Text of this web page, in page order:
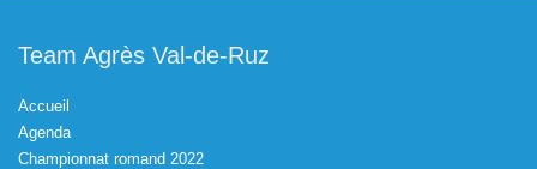
Team Agrès Val-de-Ruz
Accueil
Agenda
Championnat romand 2022